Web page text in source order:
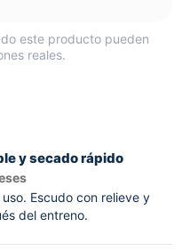
este producto pueden
reales.
y secado rápido
Escudo con relieve y
del entreno.